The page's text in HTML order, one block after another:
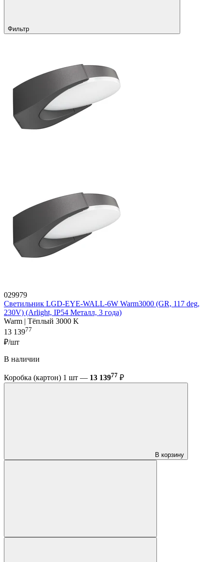
Фильтр
029979
Светильник LGD-EYE-WALL-6W Warm3000 (GR, 117 deg,
230V) (Arlight, IP54 Металл, 3 года)
Warm | Тёплый 3000 K
13 13977
₽/шт
В наличии
Коробка (картон) 1 шт — 13 13977 ₽
В корзину